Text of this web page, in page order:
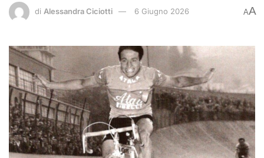
di Alessandra Ciciotti 6 Giugno 2026 AA